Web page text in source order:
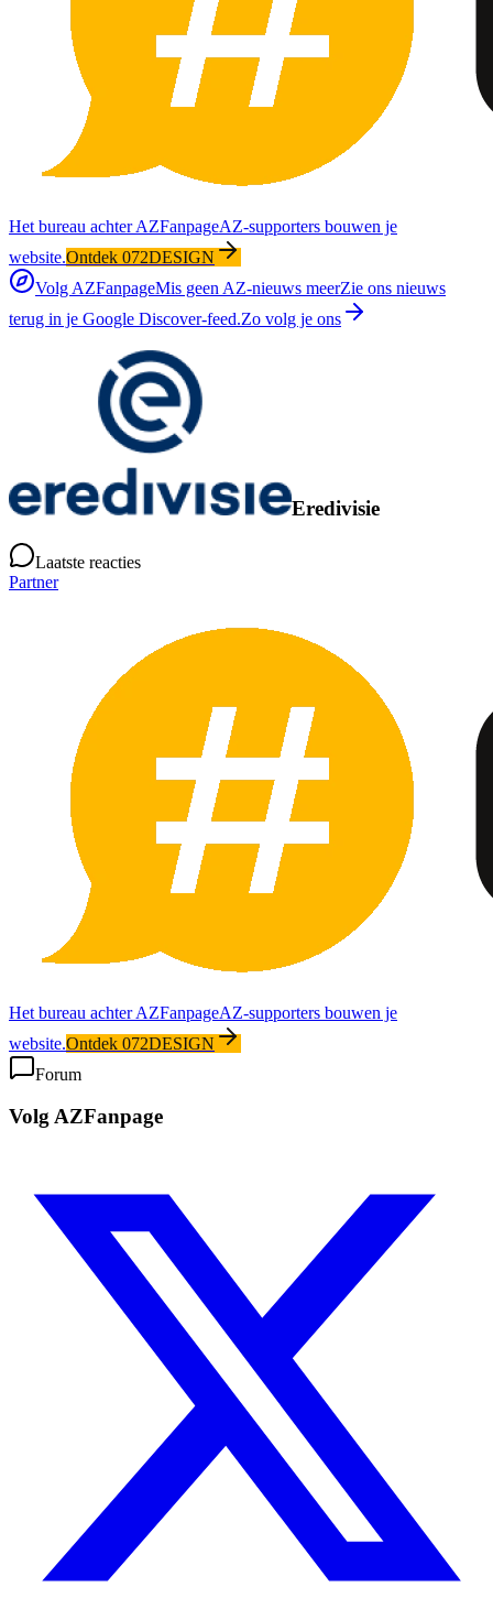
Het bureau achter AZFanpageAZ-supporters bouwen je
website.Ontdek 072DESIGN
Volg AZFanpageMis geen AZ-nieuws meerZie ons nieuws
terug in je Google Discover-feed.Zo volg je ons
Eredivisie
Laatste reacties
Partner
Het bureau achter AZFanpageAZ-supporters bouwen je
website.Ontdek 072DESIGN
Forum
Volg AZFanpage